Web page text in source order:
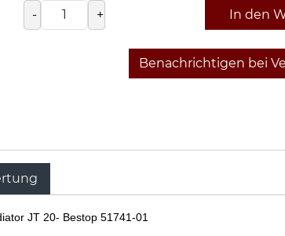
- + In den
Benachrichtigen bei
JT 20- Bestop 51741-01